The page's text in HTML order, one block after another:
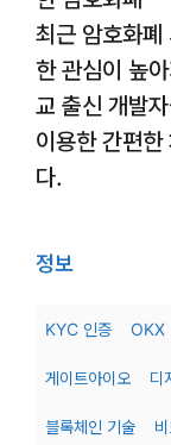
최근 암호화
한 관심이 높
교 출신 개발
이용한 간편한
다.
정보
KYC 인증 OKX
게이트아이오 디
블록체인 기술